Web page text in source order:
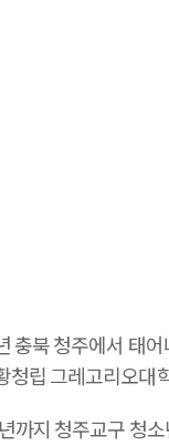
충북 청주에서 태
청립 그레고리오대
까지 청주교구 청